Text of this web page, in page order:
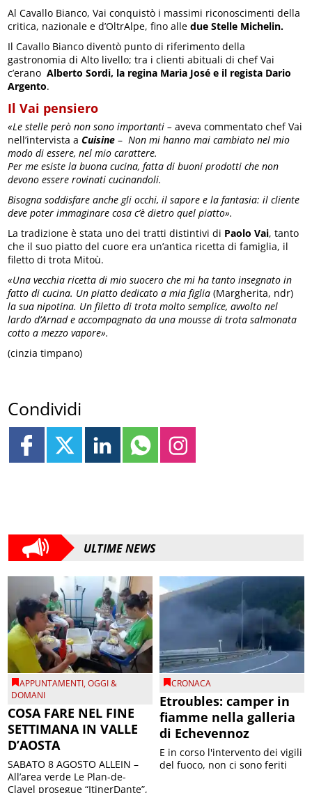
Al Cavallo Bianco, Vai conquistò i massimi riconoscimenti della
critica, nazionale e d’OltrAlpe, fino alledue Stelle Michelin.
Il Cavallo Bianco diventò punto di riferimento della
gastronomia di Alto livello; tra i clienti abituali di chef Vai
c’eranoAlberto Sordi, la regina Maria José e il regista Dario
Argento.
Il Vai pensiero
«Le stelle però non sono importanti – aveva commentato chef Vai
nell’intervista aCuisine –Non mi hanno mai cambiato nel mio
modo di essere, nel mio carattere.
Per me esiste la buona cucina, fatta di buoni prodotti che non
devono essere rovinati cucinandoli.
Bisogna soddisfare anche gli occhi, il sapore e la fantasia: il cliente
deve poter immaginare cosa c’è dietro quel piatto».
La tradizione è stata uno dei tratti distintivi di Paolo Vai, tanto
che il suo piatto del cuore era un’antica ricetta di famiglia, il
filetto di trota Mitoù.
«Una vecchia ricetta di mio suocero che mi ha tanto insegnato in
fatto di cucina. Un piatto dedicato a mia figlia(Margherita, ndr)
la sua nipotina. Un filetto di trota molto semplice, avvolto nel
lardo d’Arnad e accompagnato da una mousse di trota salmonata
cotto a mezzo vapore».
(cinzia timpano)
Condividi
ULTIME NEWS
APPUNTAMENTI,OGGI &
DOMANI
COSA FARE NEL FINE
SETTIMANA IN VALLE
D’AOSTA
SABATO 8 AGOSTO ALLEIN –
All’area verde Le Plan-de-
Clavel prosegue “ItinerDante”,
CRONACA
Etroubles: camper in
fiamme nella galleria
di Echevennoz
E in corso l'intervento dei vigili
del fuoco, non ci sono feriti